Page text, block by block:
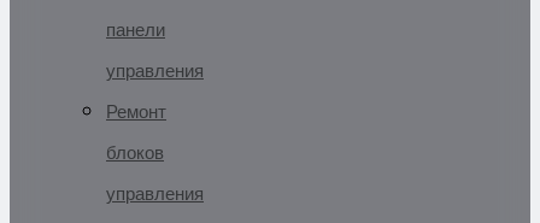
панели
управления
Ремонт
блоков
управления